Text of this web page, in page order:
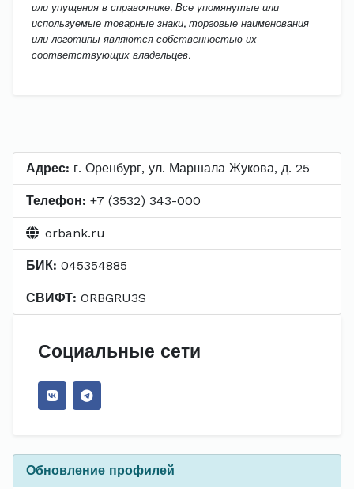
или упущения в справочнике. Все упомянутые или
используемые товарные знаки, торговые наименования
или логотипы являются собственностью их
соответствующих владельцев.
Адрес: г. Оренбург, ул. Маршала Жукова, д. 25
Телефон: +7 (3532) 343-000
orbank.ru
БИК: 045354885
СВИФТ: ORBGRU3S
Социальные сети
Обновление профилей